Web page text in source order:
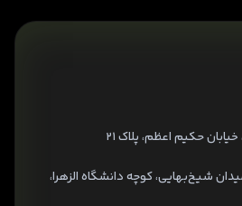
حکیم اعظم، پلاک ۲۱
شیخ‌بهایی، کوچه دانشگاه الزهرا،